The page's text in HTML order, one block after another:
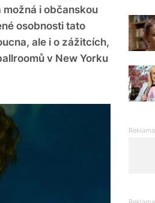
možná i občanskou
osobnosti tato
ale i o zážitcích,
v New Yorku